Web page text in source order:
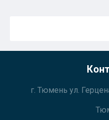
г. Тюмень ул.